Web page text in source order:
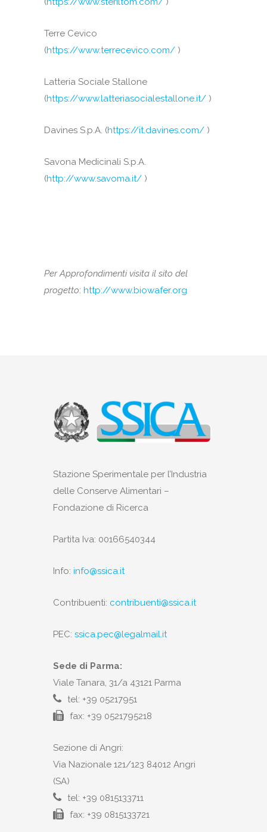
Terre Cevico
(https://www.terrecevico.com/ )
Latteria Sociale Stallone
(https://www.latteriasocialestallone.it/ )
Davines S.p.A. (https://it.davines.com/ )
Savona Medicinali S.p.A.
(http://www.savoma.it/ )
Per Approfondimenti visita il sito del
progetto: http://www.biowafer.org
Stazione Sperimentale per l’Industria
delle Conserve Alimentari –
Fondazione di Ricerca
Partita Iva: 00166540344
Info: info@ssica.it
Contribuenti: contribuenti@ssica.it
PEC: ssica.pec@legalmail.it
Sede di Parma:
Viale Tanara, 31/a 43121 Parma
tel: +39 05217951
fax: +39 0521795218
Sezione di Angri:
Via Nazionale 121/123 84012 Angri
(SA)
tel: +39 0815133711
fax: +39 0815133721